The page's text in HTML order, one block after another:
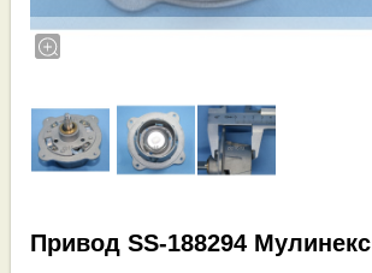
Привод SS-188294 Мулинекс